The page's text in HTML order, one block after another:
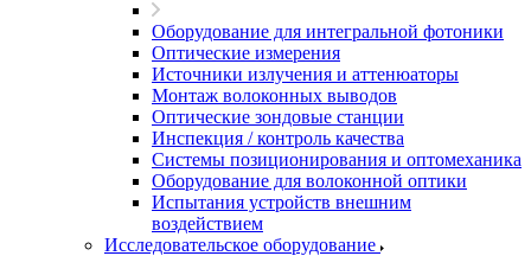
Оборудование для интегральной фотоники
Оптические измерения
Источники излучения и аттенюаторы
Монтаж волоконных выводов
Оптические зондовые станции
Инспекция / контроль качества
Системы позиционирования и оптомеханика
Оборудование для волоконной оптики
Испытания устройств внешним
воздействием
Исследовательское оборудование